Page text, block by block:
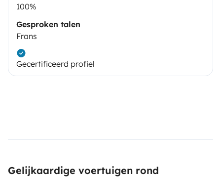
100%
Gesproken talen
Frans
Gecertificeerd profiel
Gelijkaardige voertuigen rond